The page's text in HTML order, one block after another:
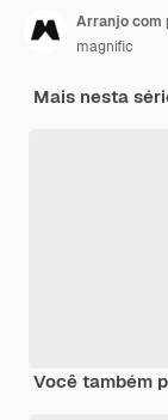
Arranjo com
magnific
Mais nesta
Você também